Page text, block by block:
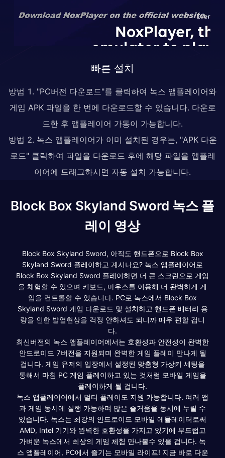
빠른 설치
방법 1. "PC버전 다운로드"를 클릭하여 녹스 앱플레이어와
게임 APK 파일을 한 번에 다운로드할 수 있습니다. 다운로
드한 후 앱플레이어 가동이 가능합니다.
방법 2. 녹스 앱플레이어가 이미 설치된 경우는, "APK 다운
로드" 클릭하여 파일을 다운로드 후에 해당 파일을 앱플레
이어에 드래그하시면 자동 설치 가능합니다.
Block Box Skyland Sword 녹스 플
레이 영상
Block Box Skyland Sword, 아직도 핸드폰으로 Block Box
Skyland Sword 플레이하고 계시나요? 녹스 앱플레이어로
Block Box Skyland Sword 플레이하면 더 큰 스크린으로 게임
을 체험할 수 있으며 키보드, 마우스를 이용해 더 완벽하게 게
임을 컨트롤할 수 있습니다. PC로 녹스에서 Block Box
Skyland Sword 게임 다운로드 및 설치하고 핸드폰 배터리 용
량을 인한 발열현상을 걱정 안하셔도 되니까 매우 편할 겁니
다.
최신버전의 녹스 앱플레이어에서는 호환성과 안전성이 완벽한
안드로이드 7버전을 지원되며 완벽한 게임 플레이 만나게 될
겁니다. 게임 유저의 입장에서 설정된 맞춤형 가상키 세팅을
통해서 마침 PC 게임 플레이하고 있는 것처럼 모바일 게임을
플레이하게 될 겁니다.
녹스 앱플레이어에서 멀티 플레이도 지원 가능합니다. 여러 앱
과 게임 동시에 실행 가능하며 많은 즐거움을 동시에 누릴 수
있습니다. 녹스는 최강의 안드로이드 모바일 에뮬레이터로써
AMD, Intel 기기와 완벽한 호환성을 가지고 있기에 부드럽고
가벼운 녹스에서 최상의 게임 체험 만나볼수 있을 겁니다. 녹
스 앱플레이어, PC에서 즐기는 모바일 라이프! 지금 바로 다운